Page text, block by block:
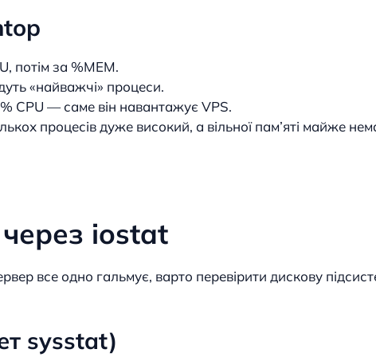
потім за %MEM.
«найважчі» процеси.
CPU — саме він навантажує VPS.
процесів дуже високий, а вільної пам’яті майже
iostat
все одно гальмує, варто перевірити дискову
sysstat)